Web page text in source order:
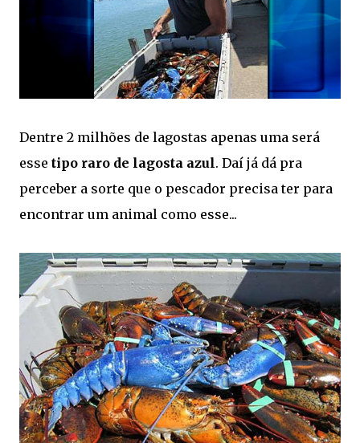
Dentre 2 milhões de lagostas apenas uma será
esse tipo raro de lagosta azul. Daí já dá pra
perceber a sorte que o pescador precisa ter para
encontrar um animal como esse...